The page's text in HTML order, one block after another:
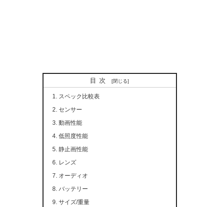
目次
スペック比較表
センサー
動画性能
低照度性能
静止画性能
レンズ
オーディオ
バッテリー
サイズ/重量